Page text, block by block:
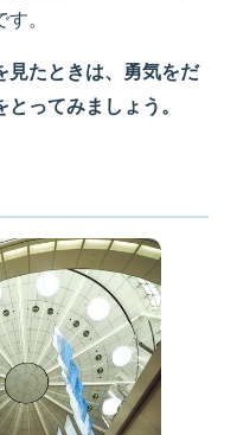
。
見たときは、勇気をだ
ってみましょう。